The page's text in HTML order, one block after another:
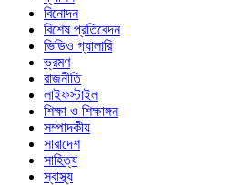
বিনোদন
বিশেষ প্রতিবেদন
ভিডিও গ্যালারি
ভ্রমণ
রাজনীতি
লাইফস্টাইল
শিক্ষা ও শিক্ষাঙ্গন
সম্পাদকীয়
সারাদেশ
সাহিত্য
স্বাস্থ্য